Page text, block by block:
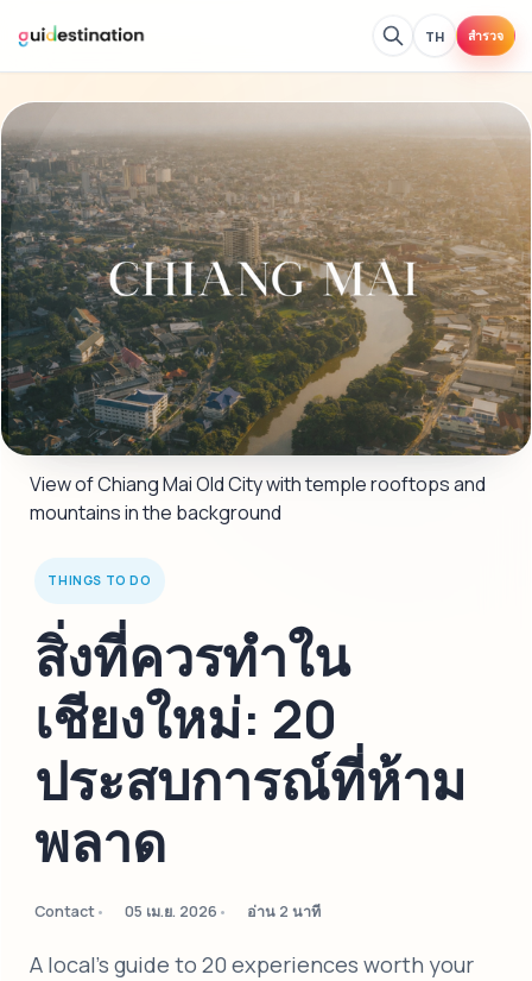
TH สำรวจ
View of Chiang Mai Old City with temple rooftops and
mountains in the background
THINGS TO DO
สิ่งที่ควรทำใน
เชียงใหม่: 20
ประสบการณ์ที่ห้าม
พลาด
Contact 05 เม.ย. 2026 อ่าน 2 นาที
A local's guide to 20 experiences worth your